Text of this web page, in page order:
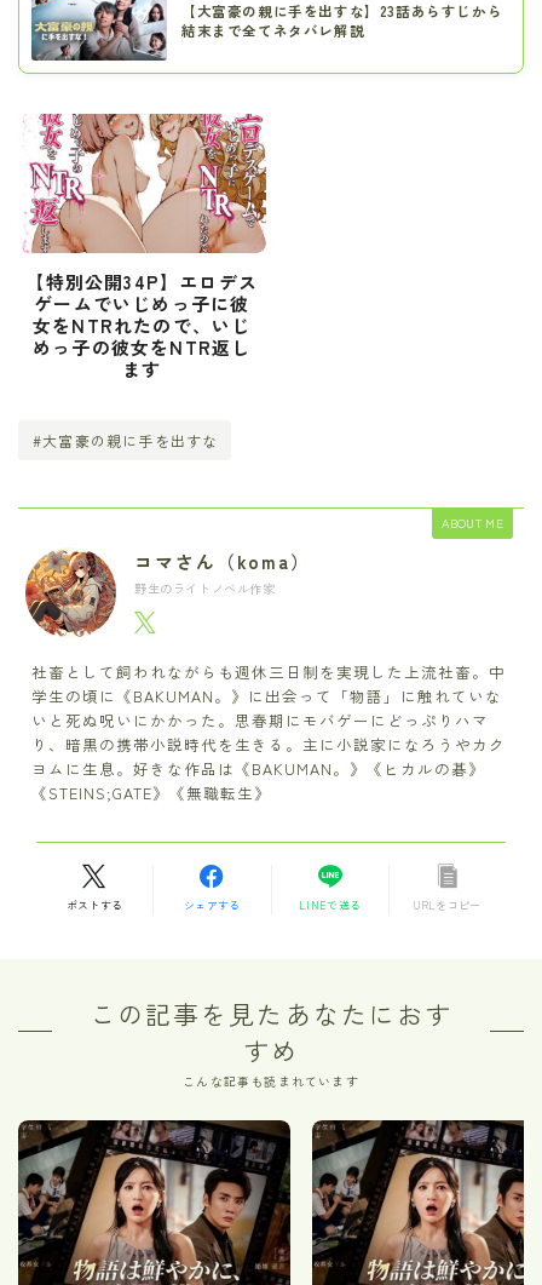
【大富豪の親に手を出すな】23話あらすじから
結末まで全てネタバレ解説
【特別公開34P】エロデス
ゲームでいじめっ子に彼
女をNTRれたので、いじ
めっ子の彼女をNTR返し
ます
#大富豪の親に手を出すな
ABOUT ME
コマさん（koma）
野生のライトノベル作家
社畜として飼われながらも週休三日制を実現した上流社畜。中
学生の頃に《BAKUMAN。》に出会って「物語」に触れていな
いと死ぬ呪いにかかった。思春期にモバゲーにどっぷりハマ
り、暗黒の携帯小説時代を生きる。主に小説家になろうやカク
ヨムに生息。好きな作品は《BAKUMAN。》《ヒカルの碁》
《STEINS;GATE》《無職転生》
ポストする シェアする LINEで送る URLをコピー
この記事を見たあなたにおす
すめ
こんな記事も読まれています